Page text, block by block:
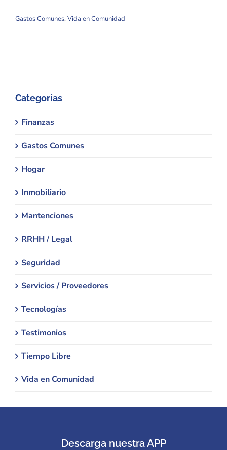
Gastos Comunes, Vida en Comunidad
Categorías
Finanzas
Gastos Comunes
Hogar
Inmobiliario
Mantenciones
RRHH / Legal
Seguridad
Servicios / Proveedores
Tecnologías
Testimonios
Tiempo Libre
Vida en Comunidad
Descarga nuestra APP